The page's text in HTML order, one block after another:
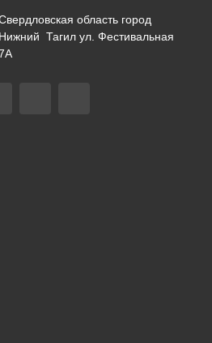
область город
Нижний Тагил ул. Фестивальная